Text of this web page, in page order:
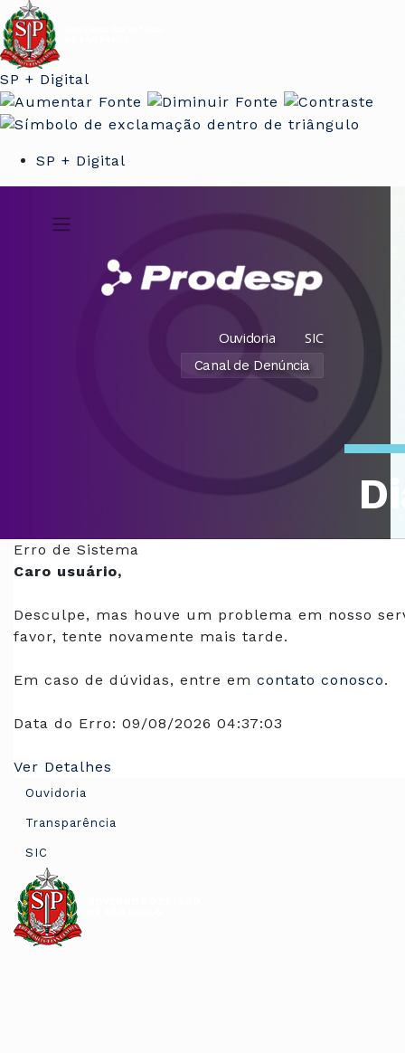
SP + Digital
SP + Digital
Ouvidoria SIC
Canal de Denúncia
Erro de Sistema
Caro usuário,
Desculpe, mas houve um problema em nosso
favor, tente novamente mais tarde.
Em caso de dúvidas, entre em contato conosco.
Data do Erro: 09/08/2026 04:37:03
Ver Detalhes
Ouvidoria
Transparência
SIC